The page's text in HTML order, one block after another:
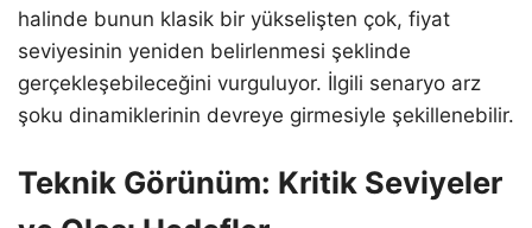
halinde bunun klasik bir yükselişten çok, fiyat
seviyesinin yeniden belirlenmesi şeklinde
gerçekleşebileceğini vurguluyor. İlgili senaryo arz
şoku dinamiklerinin devreye girmesiyle şekillenebilir.
Teknik Görünüm: Kritik Seviyeler